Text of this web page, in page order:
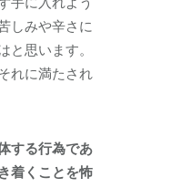
しみや辛さに
思います。
れに満たされ
する行為であ
着くことを怖